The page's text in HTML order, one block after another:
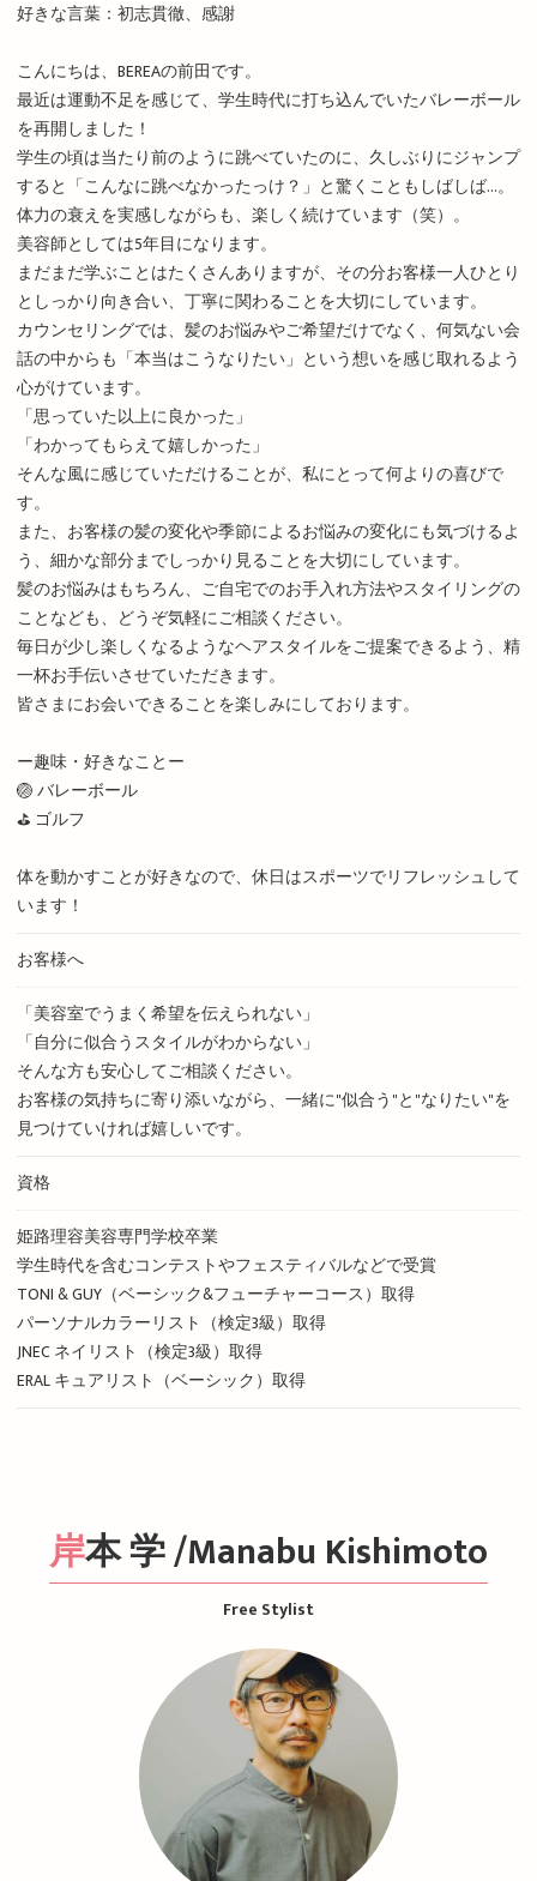
好きな言葉：初志貫徹、感謝
こんにちは、BEREAの前田です。
最近は運動不足を感じて、学生時代に打ち込んでいたバレーボール
を再開しました！
学生の頃は当たり前のように跳べていたのに、久しぶりにジャンプ
すると「こんなに跳べなかったっけ？」と驚くこともしばしば…。
体力の衰えを実感しながらも、楽しく続けています（笑）。
美容師としては5年目になります。
まだまだ学ぶことはたくさんありますが、その分お客様一人ひとり
としっかり向き合い、丁寧に関わることを大切にしています。
カウンセリングでは、髪のお悩みやご希望だけでなく、何気ない会
話の中からも「本当はこうなりたい」という想いを感じ取れるよう
心がけています。
「思っていた以上に良かった」
「わかってもらえて嬉しかった」
そんな風に感じていただけることが、私にとって何よりの喜びで
す。
また、お客様の髪の変化や季節によるお悩みの変化にも気づけるよ
う、細かな部分までしっかり見ることを大切にしています。
髪のお悩みはもちろん、ご自宅でのお手入れ方法やスタイリングの
ことなども、どうぞ気軽にご相談ください。
毎日が少し楽しくなるようなヘアスタイルをご提案できるよう、精
一杯お手伝いさせていただきます。
皆さまにお会いできることを楽しみにしております。
ー趣味・好きなことー
🏐 バレーボール
⛳️ ゴルフ
体を動かすことが好きなので、休日はスポーツでリフレッシュして
います！
お客様へ
「美容室でうまく希望を伝えられない」
「自分に似合うスタイルがわからない」
そんな方も安心してご相談ください。
お客様の気持ちに寄り添いながら、一緒に"似合う"と"なりたい"を
見つけていければ嬉しいです。
資格
姫路理容美容専門学校卒業
学生時代を含むコンテストやフェスティバルなどで受賞
TONI & GUY（ベーシック&フューチャーコース）取得
パーソナルカラーリスト（検定3級）取得
JNEC ネイリスト（検定3級）取得
ERAL キュアリスト（ベーシック）取得
Free Stylist
岸本 学 /Manabu Kishimoto